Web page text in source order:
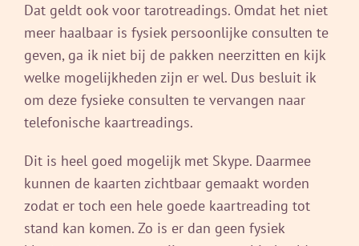
Dat geldt ook voor tarotreadings. Omdat het niet
meer haalbaar is fysiek persoonlijke consulten te
geven, ga ik niet bij de pakken neerzitten en kijk
welke mogelijkheden zijn er wel. Dus besluit ik
om deze fysieke consulten te vervangen naar
telefonische kaartreadings.
Dit is heel goed mogelijk met Skype. Daarmee
kunnen de kaarten zichtbaar gemaakt worden
zodat er toch een hele goede kaartreading tot
stand kan komen. Zo is er dan geen fysiek